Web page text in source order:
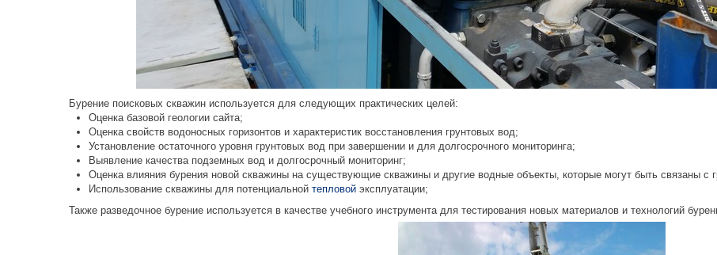
Бурение поисковых скважин используется для следующих практических целей:
Оценка базовой геологии сайта;
Оценка свойств водоносных горизонтов и характеристик восстановления грунтовых вод;
Установление остаточного уровня грунтовых вод при завершении и для долгосрочного мониторинга;
Выявление качества подземных вод и долгосрочный мониторинг;
Оценка влияния бурения новой скважины на существующие скважины и другие водные объекты, которые могут быть связаны с
Использование скважины для потенциальной тепловой эксплуатации;
Также разведочное бурение используется в качестве учебного инструмента для тестирования новых материалов и технологий